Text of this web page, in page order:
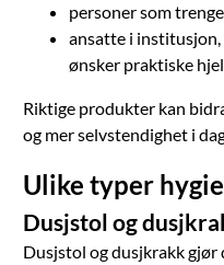
personer som
ansatte i institusjon,
ønsker praktiske
Riktige produkter kan
og mer selvstendighet i
Ulike typer
Dusjstol og
Dusjstol og dusjkrakk gjør